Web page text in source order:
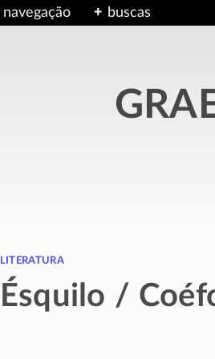
navegação buscas
literatura
Ésquilo /